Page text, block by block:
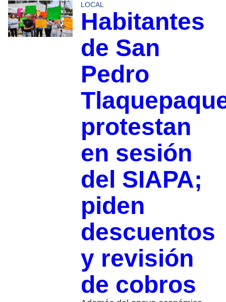
LOCAL
Habitantes
de San
Pedro
protestan
en sesión
del SIAPA;
piden
descuentos
y revisión
de cobros